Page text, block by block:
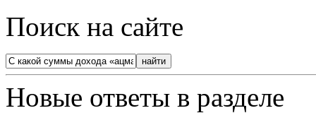
Поиск на сайте
Новые ответы в разделе